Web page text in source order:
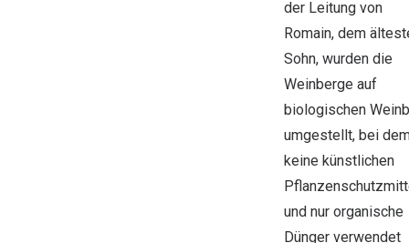
der Leitung von
Romain, dem
Sohn, wurden die
Weinberge auf
biologischen
umgestellt, bei
keine künstlichen
und nur organische
Dünger verwendet